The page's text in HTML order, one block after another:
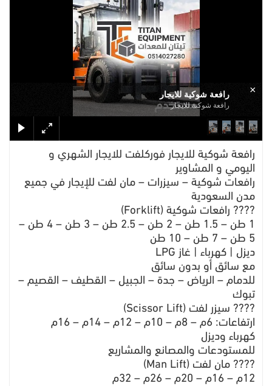
رافعة شوكية للايجار
رافعة شوكية للايجار
×
رافعة شوكية للايجار فوركلفت للايجار الشهري و
اليومي و المشاوير
رافعات شوكية – سيزرات – مان لفت للإيجار في جميع
مدن السعودية
???? رافعات شوكية (Forklift)
1 طن – 1.5 طن – 2 طن – 2.5 طن – 3 طن – 4 طن –
5 طن – 7 طن – 10 طن
ديزل | كهرباء | غاز LPG
مع سائق أو بدون سائق
للدمام – الرياض – جدة – الجبيل – القطيف – القصيم –
تبوك
???? سيزر لفت (Scissor Lift)
ارتفاعات: 6م – 8م – 10م – 12م – 14م – 16م
كهرباء وديزل
للمستودعات والمصانع والمشاريع
???? مان لفت (Man Lift)
12م – 16م – 20م – 26م – 32م